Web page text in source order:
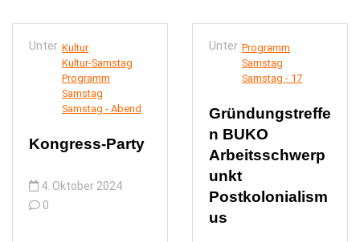
Unter Kultur
Kultur-Samstag
Programm
Samstag
Samstag - Abend
Kongress-Party
4. Oktober 2024
0
Unter Programm
Samstag
Samstag - 17
Gründungstreffe
n BUKO
Arbeitsschwerp
unkt
Postkolonialism
us